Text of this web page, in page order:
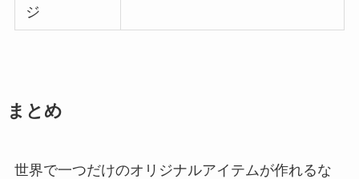
ジ
まとめ
世界で一つだけのオリジナルアイテムが作れるな